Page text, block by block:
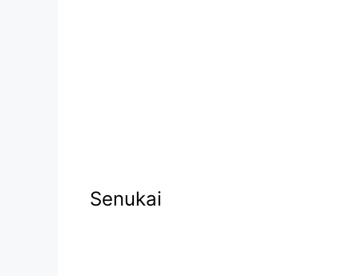
Senukai